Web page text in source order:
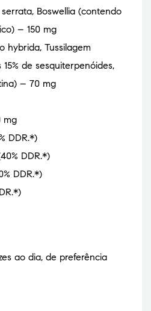
Boswellia (contendo
– 150 mg
hybrida, Tussilagem
de sesquiterpenóides,
– 70 mg
mg
DDR.*)
DDR.*)
DDR.*)
ao dia, de preferência